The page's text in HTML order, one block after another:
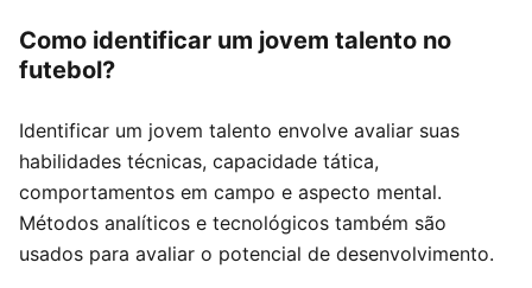
Como identificar um jovem talento no
futebol?
Identificar um jovem talento envolve avaliar suas
habilidades técnicas, capacidade tática,
comportamentos em campo e aspecto mental.
Métodos analíticos e tecnológicos também são
usados para avaliar o potencial de desenvolvimento.